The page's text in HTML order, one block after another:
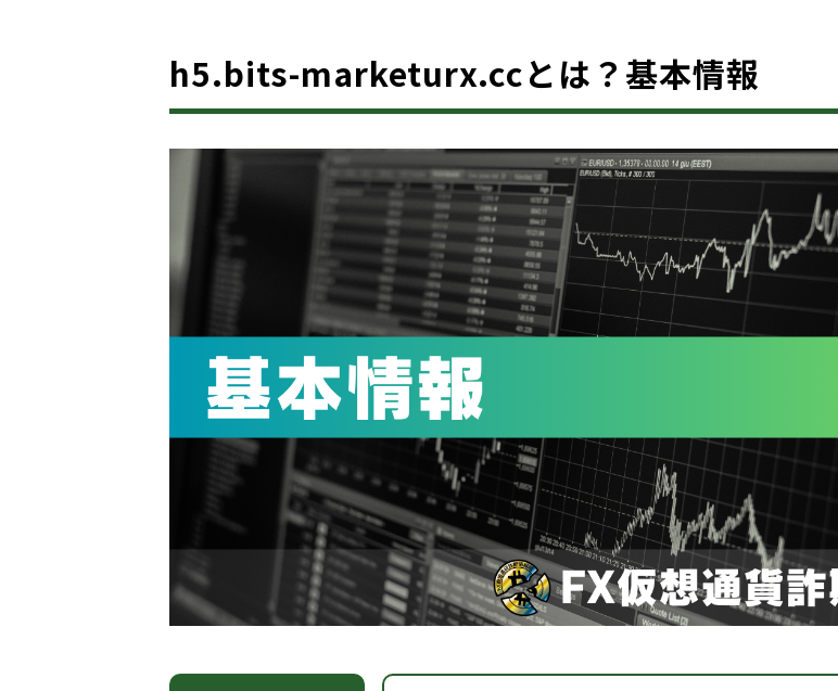
h5.bits-marketurx.ccとは？基本情報